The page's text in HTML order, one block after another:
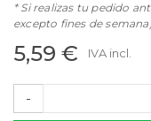
* Si realizas tu pedido
excepto fines de
5,59 € IVA incl.
-